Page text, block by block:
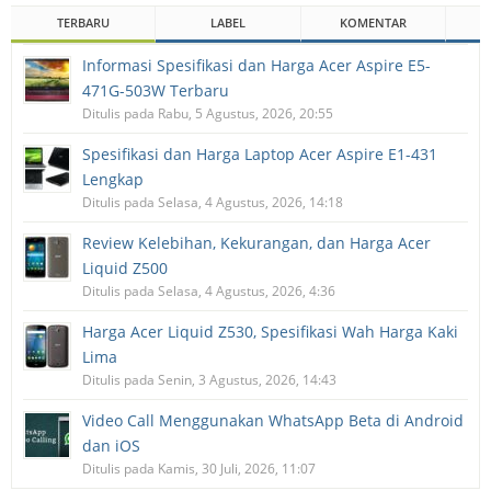
TERBARU LABEL KOMENTAR
Informasi Spesifikasi dan Harga Acer Aspire E5-
471G-503W Terbaru
Ditulis pada Rabu, 5 Agustus, 2026, 20:55
Spesifikasi dan Harga Laptop Acer Aspire E1-431
Lengkap
Ditulis pada Selasa, 4 Agustus, 2026, 14:18
Review Kelebihan, Kekurangan, dan Harga Acer
Liquid Z500
Ditulis pada Selasa, 4 Agustus, 2026, 4:36
Harga Acer Liquid Z530, Spesifikasi Wah Harga Kaki
Lima
Ditulis pada Senin, 3 Agustus, 2026, 14:43
Video Call Menggunakan WhatsApp Beta di Android
dan iOS
Ditulis pada Kamis, 30 Juli, 2026, 11:07